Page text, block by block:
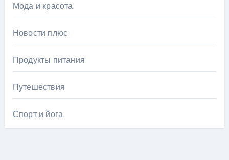
Мода и красота
Новости плюс
Продукты питания
Путешествия
Спорт и йога